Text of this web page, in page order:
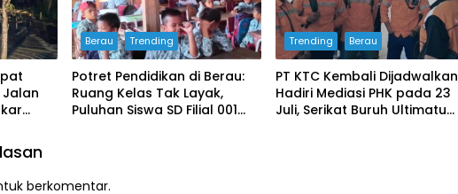
Jalan
Berau Trending
Potret Pendidikan di Berau:
Ruang Kelas Tak Layak,
Puluhan Siswa SD Filial 001
Trending Berau
PT KTC Kembali Dijadwalkan
Hadiri Mediasi PHK pada 23
Juli, Serikat Buruh Ultimatum
berkomentar.